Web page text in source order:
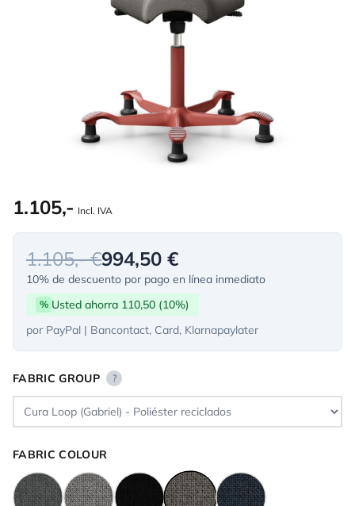
1.105,- Incl. IVA
1.105,- €994,50 €
10% de descuento por pago en línea inmediato
% Usted ahorra 110,50 (10%)
por PayPal | Bancontact, Card, Klarnapaylater
FABRIC GROUP ?
FABRIC COLOUR